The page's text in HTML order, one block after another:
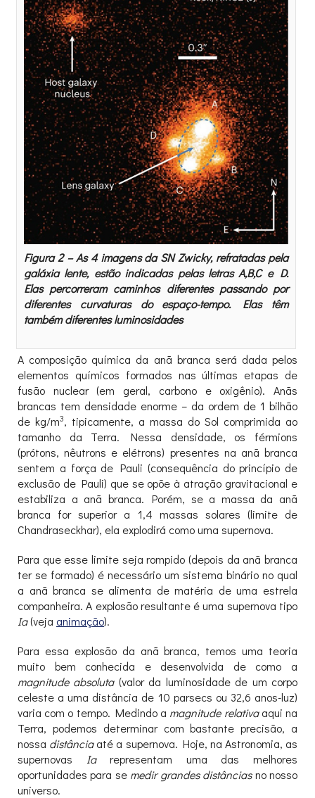
Figura 2 – As 4 imagens da SN Zwicky, refratadas pela
galáxia lente, estão indicadas pelas letras A,B,C e D.
Elas percorreram caminhos diferentes passando por
diferentes curvaturas do espaço-tempo. Elas têm
também diferentes luminosidades
A composição química da anã branca será dada pelos
elementos químicos formados nas últimas etapas de
fusão nuclear (em geral, carbono e oxigênio). Anãs
brancas tem densidade enorme – da ordem de 1 bilhão
de kg/m3, tipicamente, a massa do Sol comprimida ao
tamanho da Terra. Nessa densidade, os férmions
(prótons, nêutrons e elétrons) presentes na anã branca
sentem a força de Pauli (consequência do princípio de
exclusão de Pauli) que se opõe à atração gravitacional e
estabiliza a anã branca. Porém, se a massa da anã
branca for superior a 1,4 massas solares (limite de
Chandraseckhar), ela explodirá como uma supernova.
Para que esse limite seja rompido (depois da anã branca
ter se formado) é necessário um sistema binário no qual
a anã branca se alimenta de matéria de uma estrela
companheira. A explosão resultante é uma supernova tipo
Ia(veja animação).
Para essa explosão da anã branca, temos uma teoria
muito bem conhecida e desenvolvida de como a
magnitude absoluta(valor da luminosidade de um corpo
celeste a uma distância de 10 parsecs ou 32,6 anos-luz)
varia com o tempo. Medindo a magnitude relativaaqui na
Terra, podemos determinar com bastante precisão, a
nossa distânciaaté a supernova. Hoje, na Astronomia, as
supernovas
Iarepresentam uma das melhores
oportunidades para se medir grandes distânciasno nosso
universo.